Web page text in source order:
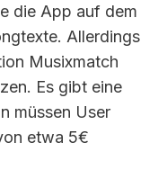
die App auf dem
Allerdings
Musixmatch
Es gibt eine
müssen User
etwa 5€